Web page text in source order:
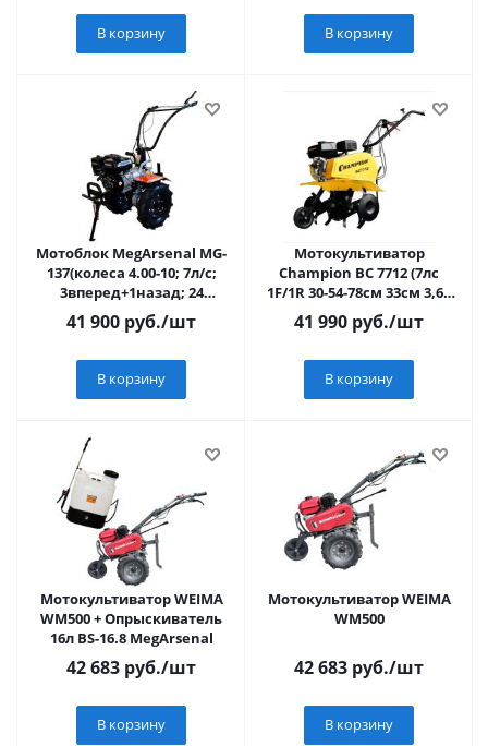
В корзину В корзину
Мотоблок MegArsenal МG-
137(колеса 4.00-10; 7л/с;
3вперед+1назад; 24
фрезы)
41 900 руб./шт
В корзину
Мотокультиватор
Champion ВC 7712 (7лс
1F/1R 30-54-78см 33см 3,6л
52,1кг)
41 990 руб./шт
В корзину
Мотокультиватор WEIMA
WM500 + Опрыскиватель
16л BS-16.8 MegArsenal
42 683 руб./шт
В корзину
Мотокультиватор WEIMA
WM500
42 683 руб./шт
В корзину